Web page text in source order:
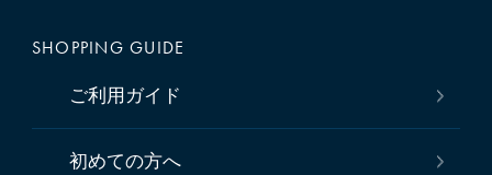
SHOPPING GUIDE
ご利用ガイド
初めての方へ